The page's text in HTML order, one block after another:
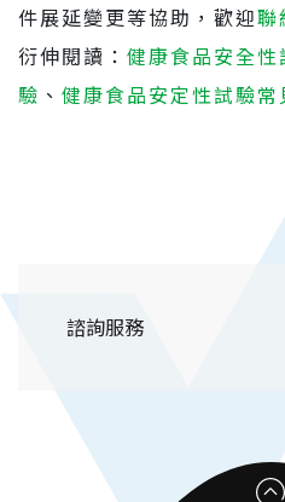
件展延變更等協助，歡迎聯
衍伸閱讀： 健康食品安全性
驗 、 健康食品安定性試驗
諮詢服務